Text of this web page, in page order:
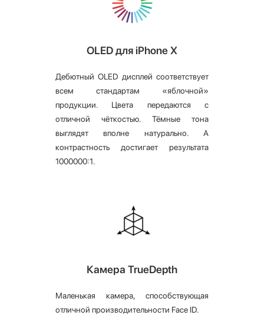
OLED для iPhone X
Дебютный OLED дисплей соответствует
всем стандартам «яблочной»
продукции. Цвета передаются с
отличной чёткостью. Тёмные тона
выглядят вполне натурально. А
контрастность достигает результата
1000000:1.
Камера TrueDepth
Маленькая камера, способствующая
отличной производительности Face ID.